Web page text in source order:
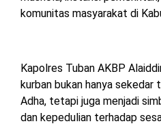
DPRD
DPRD
TULANG
BAWANG
BARAT
komunitas masyarakat di
Kapolres Tuban AKBP
kurban bukan hanya sekedar
Adha, tetapi juga menjadi
dan kepedulian terhadap